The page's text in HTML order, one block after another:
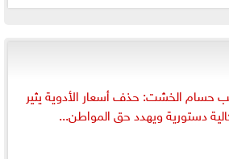
حسام الخشت: حذف أسعار الأدوية يثير
دستورية ويهدد حق المواطن...